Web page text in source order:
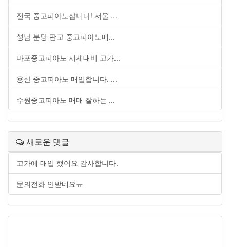
전국 중고피아노삽니다! 서울 ...
성남 분당 판교 중고피아노매...
마포중고피아노 시세대비 고가...
용산 중고피아노 매입합니다. ...
수원중고피아노 매매 잘하는 ...
새로운 댓글
고가에 매입 했어요 감사합니다.
문의전화 안받네요ㅠ